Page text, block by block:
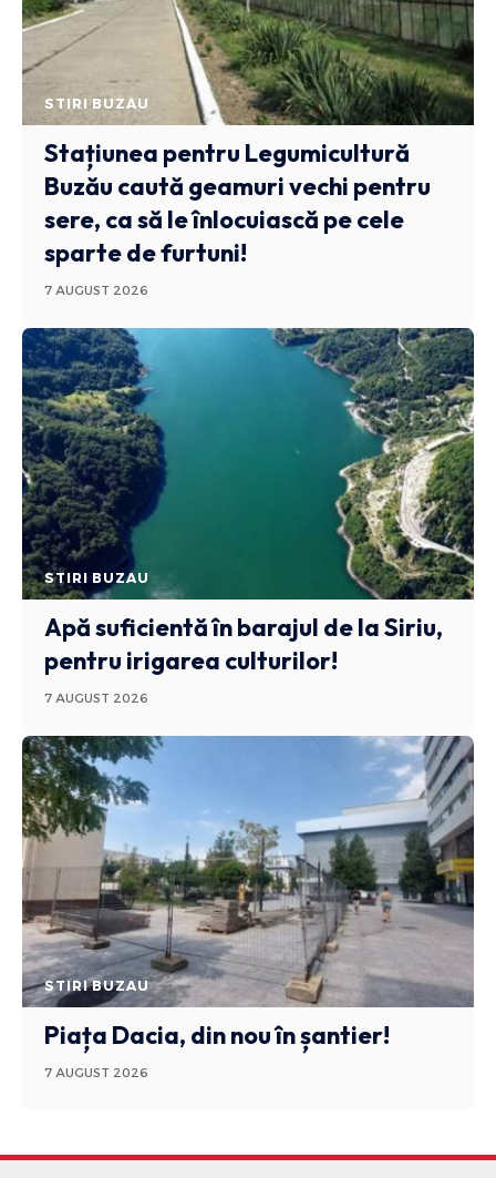
STIRI BUZAU
Stațiunea pentru Legumicultură
Buzău caută geamuri vechi pentru
sere, ca să le înlocuiască pe cele
sparte de furtuni!
7 AUGUST 2026
STIRI BUZAU
Apă suficientă în barajul de la Siriu,
pentru irigarea culturilor!
7 AUGUST 2026
STIRI BUZAU
Piața Dacia, din nou în șantier!
7 AUGUST 2026